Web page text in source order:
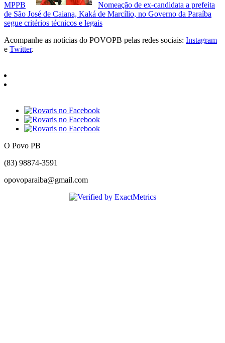
MPPB
Nomeação de ex-candidata a prefeita
de São José de Caiana, Kaká de Marcílio, no Governo da Paraíba
segue critérios técnicos e legais
Acompanhe as notícias do POVOPB pelas redes sociais: Instagram
e Twitter.
O Povo PB
(83) 98874-3591
opovoparaiba@gmail.com